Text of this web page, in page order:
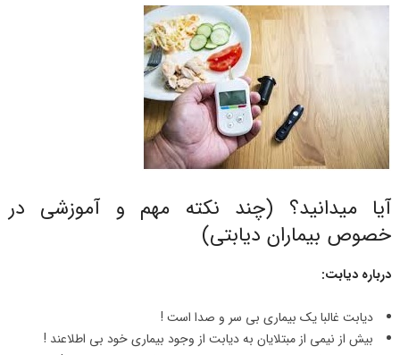
آیا میدانید؟ (چند نکته مهم و آموزشی در
خصوص بیماران دیابتی)
درباره دیابت:
دیابت غالبا یک بیماری بی سر و صدا است !
بیش از نیمی از مبتلایان به دیابت از وجود بیماری خود بی اطلاعند !